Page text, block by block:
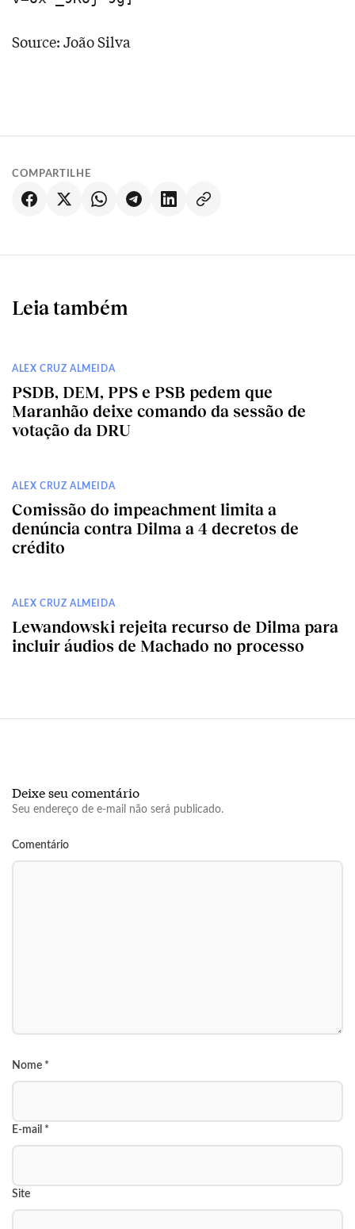
Source: João Silva
COMPARTILHE
Leia também
ALEX CRUZ ALMEIDA
PSDB, DEM, PPS e PSB pedem que
Maranhão deixe comando da sessão de
votação da DRU
ALEX CRUZ ALMEIDA
Comissão do impeachment limita a
denúncia contra Dilma a 4 decretos de
crédito
ALEX CRUZ ALMEIDA
Lewandowski rejeita recurso de Dilma para
incluir áudios de Machado no processo
Deixe seu comentário
Seu endereço de e-mail não será publicado.
Comentário
Nome *
E-mail *
Site